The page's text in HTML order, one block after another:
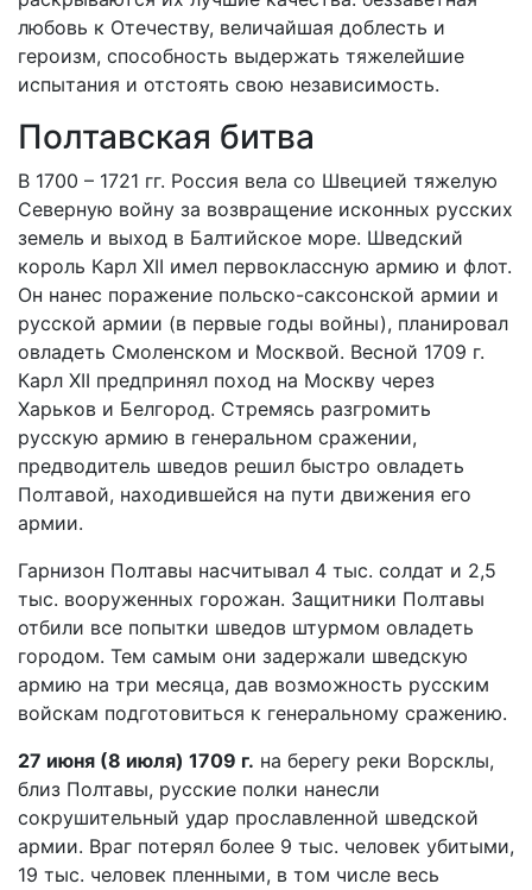
любовь к Отечеству, величайшая доблесть и
героизм, способность выдержать тяжелейшие
испытания и отстоять свою независимость.
Полтавская битва
В 1700 – 1721 гг. Россия вела со Швецией тяжелую
Северную войну за возвращение исконных русских
земель и выход в Балтийское море. Шведский
король Карл XII имел первоклассную армию и флот.
Он нанес поражение польско-саксонской армии и
русской армии (в первые годы войны), планировал
овладеть Смоленском и Москвой. Весной 1709 г.
Карл XII предпринял поход на Москву через
Харьков и Белгород. Стремясь разгромить
русскую армию в генеральном сражении,
предводитель шведов решил быстро овладеть
Полтавой, находившейся на пути движения его
армии.
Гарнизон Полтавы насчитывал 4 тыс. солдат и 2,5
тыс. вооруженных горожан. Защитники Полтавы
отбили все попытки шведов штурмом овладеть
городом. Тем самым они задержали шведскую
армию на три месяца, дав возможность русским
войскам подготовиться к генеральному сражению.
27 июня (8 июля) 1709 г. на берегу реки Ворсклы,
близ Полтавы, русские полки нанесли
сокрушительный удар прославленной шведской
армии. Враг потерял более 9 тыс. человек убитыми,
19 тыс. человек пленными, в том числе весь